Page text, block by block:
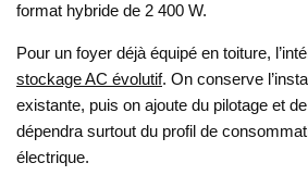
format hybride de 2 400 W.
Pour un foyer déjà équipé en toiture,
stockage AC évolutif. On conserve
existante, puis on ajoute du pilotage et
dépendra surtout du profil de
électrique.